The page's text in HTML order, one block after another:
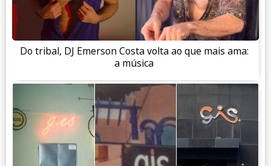
Do tribal, DJ Emerson Costa volta ao que mais ama:
a música